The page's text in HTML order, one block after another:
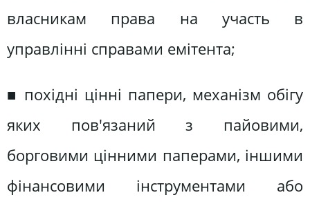
власникам права на участь в
управлінні справами емітента;
■ похідні цінні папери, механізм обігу
яких пов'язаний з пайовими,
борговими цінними паперами, іншими
фінансовими інструментами або